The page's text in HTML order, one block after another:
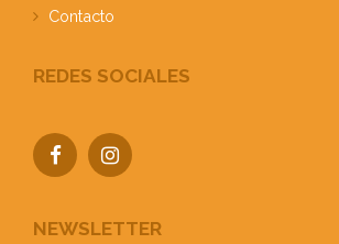
Contacto
REDES SOCIALES
NEWSLETTER